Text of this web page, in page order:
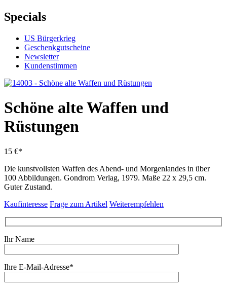
Specials
US Bürgerkrieg
Geschenkgutscheine
Newsletter
Kundenstimmen
Schöne alte Waffen und
Rüstungen
15 €*
Die kunstvollsten Waffen des Abend- und Morgenlandes in über
100 Abbildungen. Gondrom Verlag, 1979. Maße 22 x 29,5 cm.
Guter Zustand.
Kaufinteresse Frage zum Artikel Weiterempfehlen
Ihr Name
Ihre E-Mail-Adresse*